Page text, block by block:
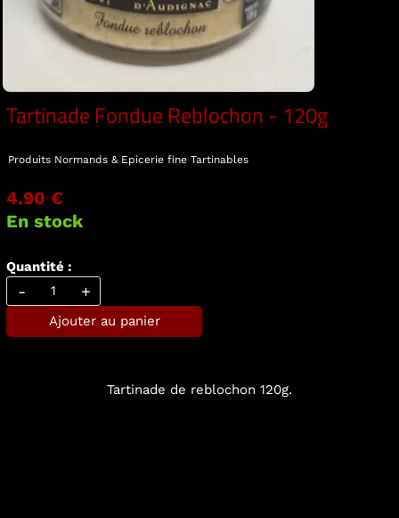
Tartinade Fondue Reblochon - 120g
Produits Normands & Epicerie fine Tartinables
4.90 €
En stock
Quantité :
- +
Ajouter au panier
Tartinade de reblochon 120g.